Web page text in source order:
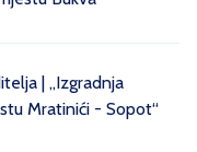
| „Izgradnja
Mratinići - Sopot“